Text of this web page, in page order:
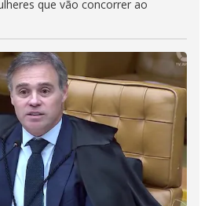
que vão concorrer ao